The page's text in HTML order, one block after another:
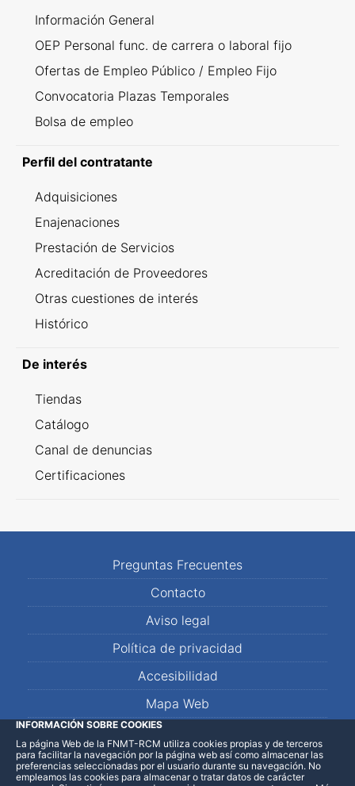
Información General
OEP Personal func. de carrera o laboral fijo
Ofertas de Empleo Público / Empleo Fijo
Convocatoria Plazas Temporales
Bolsa de empleo
Perfil del contratante
Adquisiciones
Enajenaciones
Prestación de Servicios
Acreditación de Proveedores
Otras cuestiones de interés
Histórico
De interés
Tiendas
Catálogo
Canal de denuncias
Certificaciones
Preguntas Frecuentes
Contacto
Aviso legal
Política de privacidad
Accesibilidad
Mapa Web
LinkedInFacebookWhatsApp
INFORMACIÓN SOBRE COOKIES
La página Web de la FNMT-RCM utiliza cookies propias y de terceros
para facilitar la navegación por la página web así como almacenar las
preferencias seleccionadas por el usuario durante su navegación. No
empleamos las cookies para almacenar o tratar datos de carácter